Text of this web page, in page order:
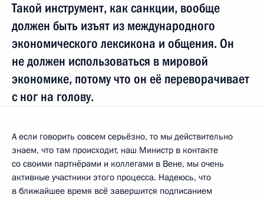
Такой инструмент, как санкции, вообще
должен быть изъят из международного
экономического лексикона и общения. Он
не должен использоваться в мировой
экономике, потому что он её переворачивает
с ног на голову.
А если говорить совсем серьёзно, то мы действительно
знаем, что там происходит, наш Министр в контакте
со своими партнёрами и коллегами в Вене, мы очень
активные участники этого процесса. Надеюсь, что
в ближайшее время всё завершится подписанием